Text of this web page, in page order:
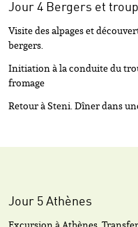
Jour 4 Bergers et
Visite des alpages et
bergers.
Initiation à la conduite du
fromage
Retour à Steni. Dîner dans
Jour 5 Athènes